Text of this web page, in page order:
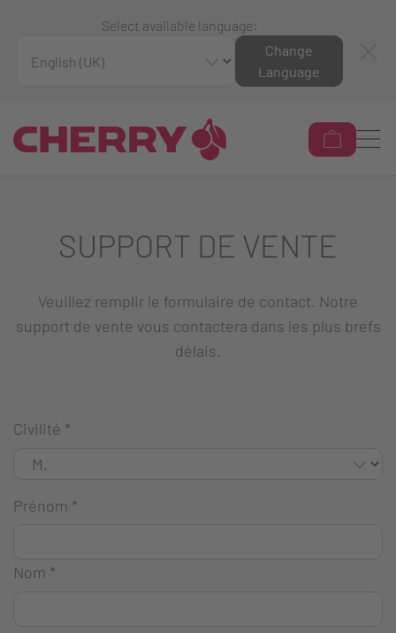
Select available language:
Change
Language
SUPPORT DE VENTE
Veuillez remplir le formulaire de contact. Notre
support de vente vous contactera dans les plus brefs
délais.
Civilité *
Prénom *
Nom *